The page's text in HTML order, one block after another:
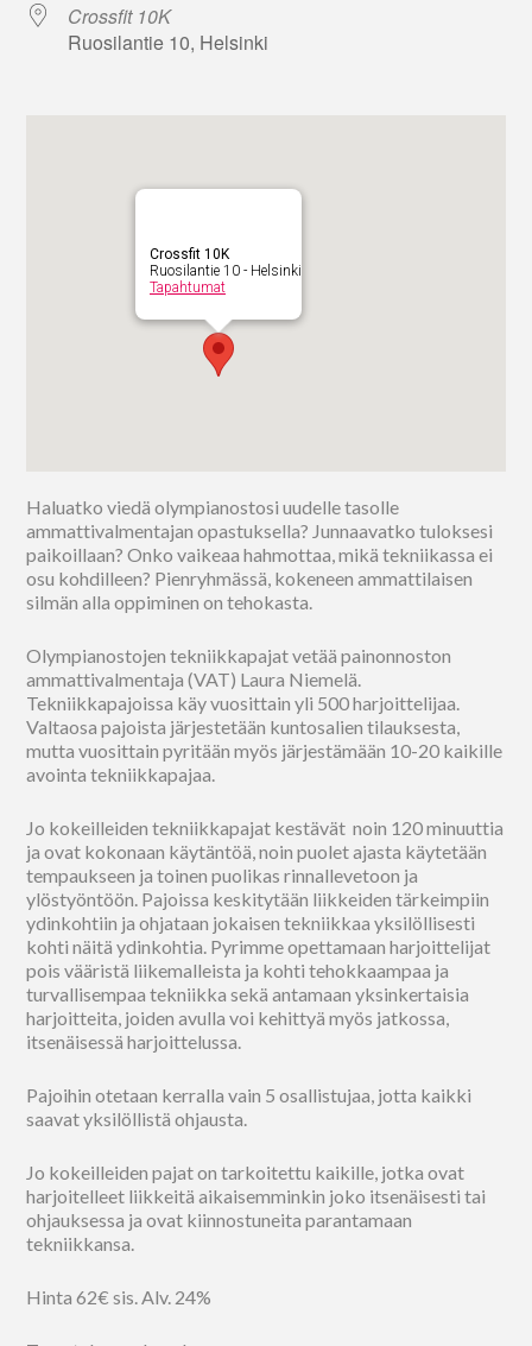
Crossfit 10K
Ruosilantie 10, Helsinki
Crossfit 10K
Ruosilantie 10 - Helsinki
Tapahtumat
Haluatko viedä olympianostosi uudelle tasolle
ammattivalmentajan opastuksella? Junnaavatko tuloksesi
paikoillaan? Onko vaikeaa hahmottaa, mikä tekniikassa ei
osu kohdilleen? Pienryhmässä, kokeneen ammattilaisen
silmän alla oppiminen on tehokasta.
Olympianostojen tekniikkapajat vetää painonnoston
ammattivalmentaja (VAT) Laura Niemelä.
Tekniikkapajoissa käy vuosittain yli 500 harjoittelijaa.
Valtaosa pajoista järjestetään kuntosalien tilauksesta,
mutta vuosittain pyritään myös järjestämään 10-20 kaikille
avointa tekniikkapajaa.
Jo kokeilleiden tekniikkapajat kestävät noin 120 minuuttia
ja ovat kokonaan käytäntöä, noin puolet ajasta käytetään
tempaukseen ja toinen puolikas rinnallevetoon ja
ylöstyöntöön. Pajoissa keskitytään liikkeiden tärkeimpiin
ydinkohtiin ja ohjataan jokaisen tekniikkaa yksilöllisesti
kohti näitä ydinkohtia. Pyrimme opettamaan harjoittelijat
pois vääristä liikemalleista ja kohti tehokkaampaa ja
turvallisempaa tekniikka sekä antamaan yksinkertaisia
harjoitteita, joiden avulla voi kehittyä myös jatkossa,
itsenäisessä harjoittelussa.
Pajoihin otetaan kerralla vain 5 osallistujaa, jotta kaikki
saavat yksilöllistä ohjausta.
Jo kokeilleiden pajat on tarkoitettu kaikille, jotka ovat
harjoitelleet liikkeitä aikaisemminkin joko itsenäisesti tai
ohjauksessa ja ovat kiinnostuneita parantamaan
tekniikkansa.
Hinta 62€ sis. Alv. 24%